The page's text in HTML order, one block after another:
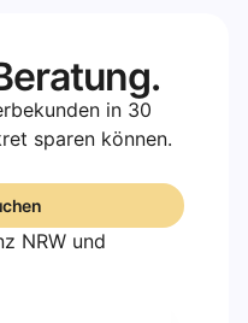
in 30
sparen können.
Meeting buchen
NRW und